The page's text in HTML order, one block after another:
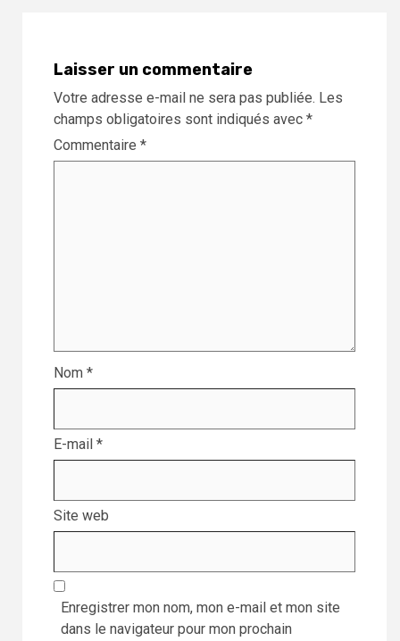
Laisser un commentaire
Votre adresse e-mail ne sera pas publiée. Les
champs obligatoires sont indiqués avec *
Commentaire *
Nom *
E-mail *
Site web
Enregistrer mon nom, mon e-mail et mon site
dans le navigateur pour mon prochain